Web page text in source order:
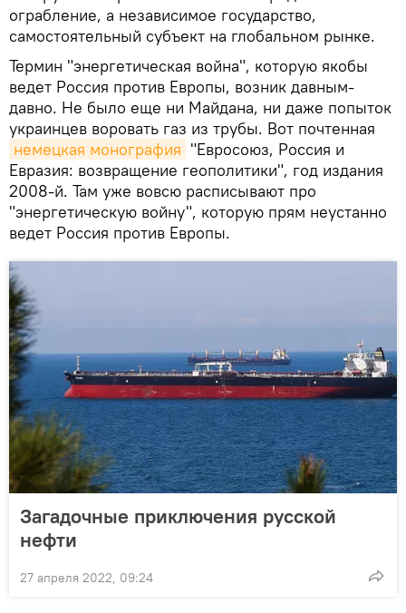
ограбление, а независимое государство,
самостоятельный субъект на глобальном рынке.
Термин "энергетическая война", которую якобы
ведет Россия против Европы, возник давным-
давно. Не было еще ни Майдана, ни даже попыток
украинцев воровать газ из трубы. Вот почтенная
немецкая монография "Евросоюз, Россия и
Евразия: возвращение геополитики", год издания
2008-й. Там уже вовсю расписывают про
"энергетическую войну", которую прям неустанно
ведет Россия против Европы.
Загадочные приключения русской
нефти
27 апреля 2022, 09:24